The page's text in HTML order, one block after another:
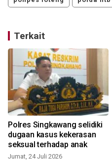
Terkait
Polres Singkawang selidiki
dugaan kasus kekerasan
seksual terhadap anak
Jumat, 24 Juli 2026